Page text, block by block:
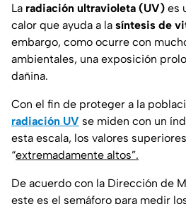
La radiación ultravioleta (UV) es
calor que ayuda a la síntesis de
embargo, como ocurre con
ambientales, una exposición
dañina.
Con el fin de proteger a la
radiación UV se miden con un
esta escala, los valores
“extremadamente altos”.
De acuerdo con la Dirección de
este es el semáforo para medir